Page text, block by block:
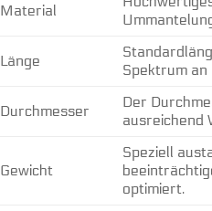
Material
Länge
Spektrum
Durchmesser
Der
ausreichend
Gewicht
Speziell
optimiert.